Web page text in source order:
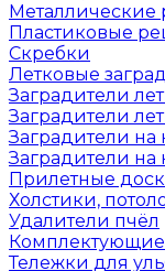
Металлические
Пластиковые
Скребки
Летковые
Заградители
Заградители
Заградители на
Заградители на
Прилетные
Холстики,
Удалители пчёл
Комплектующие
Тележки для